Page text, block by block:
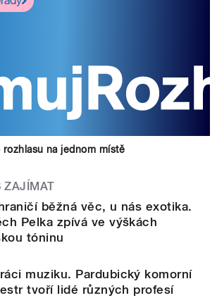
na jednom místě
ZAJÍMAT
běžná věc, u nás exotika.
Pelka zpívá ve výškách
tóninu
muziku. Pardubický komorní
tvoří lidé různých profesí